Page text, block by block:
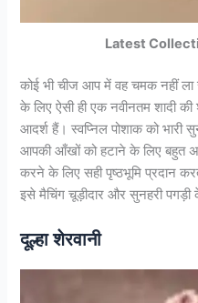
Latest
कोई भी चीज आप में वह चमक नहीं ला
के लिए ऐसी ही एक नवीनतम शादी
आदर्श हैं। स्वप्निल पोशाक को भारी
आपकी आँखों को हटाने के लिए बहुत
करने के लिए सही पृष्ठभूमि प्रदान
इसे मैचिंग चूड़ीदार और सुनहरी
दूल्हा शेरवानी